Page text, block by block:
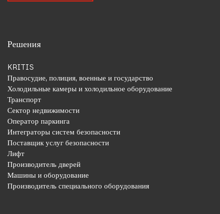
Решения
KRITIS
Правосудие, полиция, военные и государство
Холодильные камеры и холодильное оборудование
Транспорт
Сектор недвижимости
Оператор паркинга
Интеграторы систем безопасности
Поставщик услуг безопасности
Лифт
Производитель дверей
Машины и оборудование
Производитель специального оборудования